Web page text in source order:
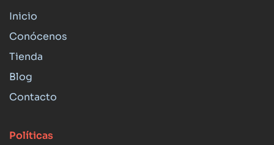
Inicio
Conócenos
Tienda
Blog
Contacto
Políticas